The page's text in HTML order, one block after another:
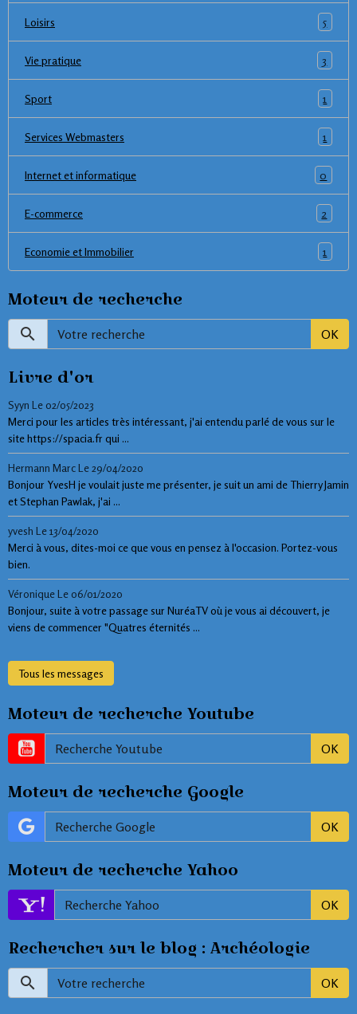
Loisirs 5
Vie pratique 3
Sport 1
Services Webmasters 1
Internet et informatique 0
E-commerce 2
Economie et Immobilier 1
Moteur de recherche
OK
Livre d'or
Syyn Le 02/05/2023
Merci pour les articles très intéressant, j'ai entendu parlé de vous sur le
site https://spacia.fr qui ...
Hermann MarcLe 29/04/2020
Bonjour YvesH je voulait juste me présenter, je suit un ami de Thierry Jamin
et Stephan Pawlak, j'ai ...
yvesh Le 13/04/2020
Merci à vous, dites-moi ce que vous en pensez à l'occasion. Portez-vous
bien.
VéroniqueLe 06/01/2020
Bonjour, suite à votre passage sur NuréaTV où je vous ai découvert, je
viens de commencer "Quatres éternités ...
Tous les messages
Moteur de recherche Youtube
OK
Moteur de recherche Google
OK
Moteur de recherche Yahoo
OK
Rechercher sur le blog : Archéologie
OK